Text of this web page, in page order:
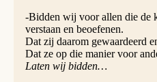
-Bidden wij voor allen die de
verstaan en beoefe­nen.
Dat zij daarom gewaar­deerd
Dat ze op die manier voor
Laten wij bidden…